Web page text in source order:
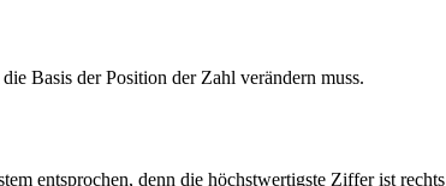
Basis der Position der Zahl verändern muss.
entsprochen, denn die höchstwertigste Ziffer ist rechts